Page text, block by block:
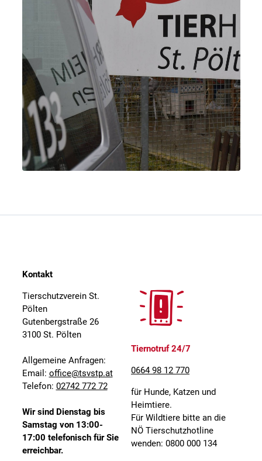
Kontakt
Tierschutzverein St.
Pölten
Gutenbergstraße 26
3100 St. Pölten
Allgemeine Anfragen:
Email: office@tsvstp.at
Telefon: 02742 772 72
Wir sind Dienstag bis
Samstag von 13:00-
17:00 telefonisch für Sie
erreichbar.
Tiernotruf 24/7
0664 98 12 770
für Hunde, Katzen und
Heimtiere.
Für Wildtiere bitte an die
NÖ Tierschutzhotline
wenden: 0800 000 134